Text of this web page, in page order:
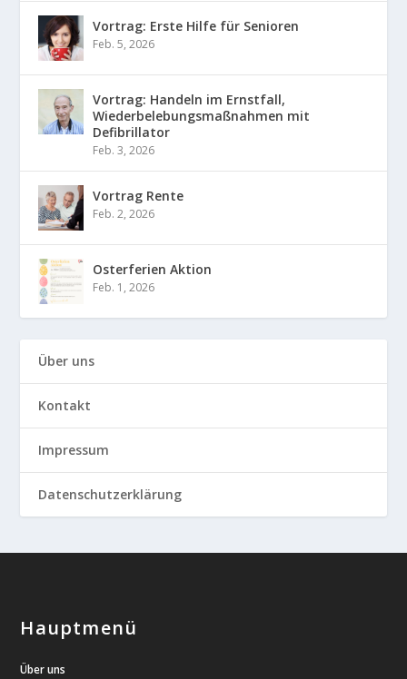
Vortrag: Erste Hilfe für Senioren
Feb. 5, 2026
Vortrag: Handeln im Ernstfall,
Wiederbelebungsmaßnahmen mit
Defibrillator
Feb. 3, 2026
Vortrag Rente
Feb. 2, 2026
Osterferien Aktion
Feb. 1, 2026
Über uns
Kontakt
Impressum
Datenschutzerklärung
Hauptmenü
Über uns